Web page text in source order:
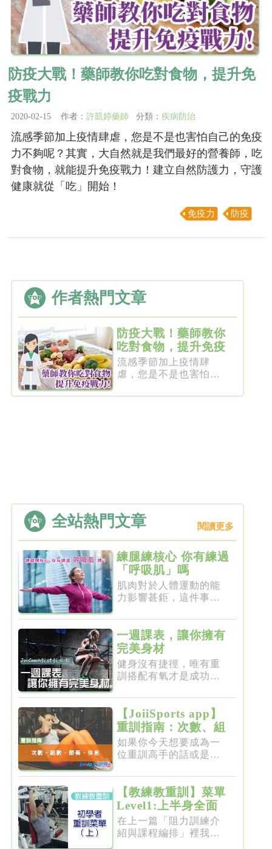
防疫大戰！藥師教你吃對食物，提升免
疫戰力
2020-02-15 作者： 許凱婷藥師 分類： 疾病防治
流感季節加上疫情肆虐，您是不是也害怕自己的免疫
力不夠呢？其實，大自然就是我們最好的營養師，吃
對食物，就能提升免疫戰力！建立自然防護力，守護
健康就從「吃」開始！
免疫力 防疫
作者熱門文章
防疫大戰！藥師教你
吃對食物，提升免疫
戰力
流感季節加上疫情肆
虐，您是不是也害怕自
全站熱門文章 閱讀更多
練腿練核心 你有練過
「呼吸肌」嗎
肌肉對於人體運動的能
力影響甚鉅，這件事一
一週課表，讓你擁有
完美身材
健身沒有捷徑，唯有重
訓搭配有氧才是成功的
【JoiiSports app】
重訓指南：次數、組
數、節奏、休息
如果你今天想要成為一
位重訓高手的話或是想
【教練教重訓】菜單
Level1:上半身全面
增肌雕塑
在上一篇「阻力訓練介
紹與課程編排」裡我們